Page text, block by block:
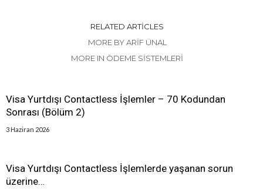
RELATED ARTICLES
MORE BY ARIF ÜNAL
MORE IN ÖDEME SISTEMLERI
Visa Yurtdışı Contactless İşlemler – 70 Kodundan
Sonrası (Bölüm 2)
3 Haziran 2026
Visa Yurtdışı Contactless İşlemlerde yaşanan sorun
üzerine…